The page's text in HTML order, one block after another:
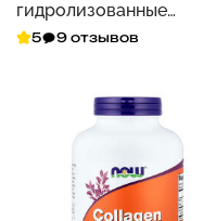
гидролизованные
пептиды морского
коллагена с
витамином C, с
нейтральным вкусом,
г (1,02 фунта)
5 9 отзывов